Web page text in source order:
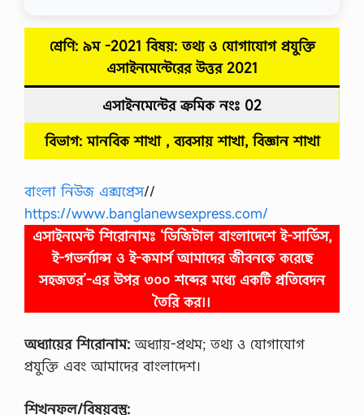
শ্রেণি: ৯ম -2021 বিষয়: তথ্য ও যোগাযোগ প্রযুক্তি
এসাইনমেন্টেরের উত্তর2021
এসাইনমেন্টের ক্রমিক নংঃ 02
বিভাগ: মানবিক শাখা , ব্যবসায় শাখা, বিজ্ঞান শাখা
বাংলা নিউজ এক্সপ্রেস//
https://www.banglanewsexpress.com/
এসাইনমেন্ট শিরোনামঃ ‘ডিজিটাল বাংলাদেশে ই-সার্ভিস,
ই-গভর্ন্যান্স ও ই-কমার্স আমাদের জীবনকে করেছে
সহজতর’-এর উপর ৩০০ শব্দের মধ্যে একটি প্রতিবেদন
তৈরি কর।।
অধ্যায়ের শিরােনাম: অধ্যায়-প্রথম; তথ্য ও যোগাযোগ
প্রযুক্তি এবং আমাদের বাংলাদেশ।
শিখনফল/বিষয়বস্তু: